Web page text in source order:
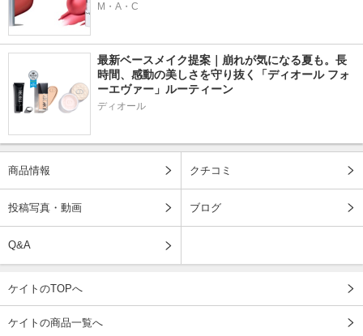
M・A・C
最新ベースメイク提案｜崩れが気になる夏も。長
時間、感動の美しさを守り抜く「ディオール フォ
ーエヴァー」ルーティーン
ディオール
商品情報 クチコミ
投稿写真・動画 ブログ
Q&A
ケイトのTOPへ
ケイトの商品一覧へ